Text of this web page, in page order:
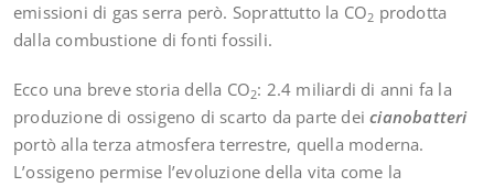
emissioni di gas serra però. Soprattutto la CO2 prodotta
dalla combustione di fonti fossili.
Ecco una breve storia della CO2: 2.4 miliardi di anni fa la
produzione di ossigeno di scarto da parte deicianobatteri
portò alla terza atmosfera terrestre, quella moderna.
L’ossigeno permise l’evoluzione della vita come la